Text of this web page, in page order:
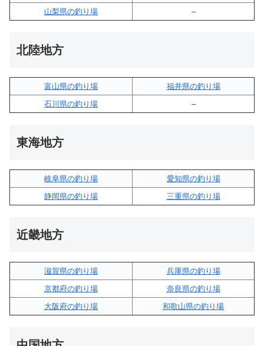
山梨県の釣り場
–
北陸地方
富山県の釣り場
福井県の釣り場
石川県の釣り場
–
東海地方
岐阜県の釣り場
愛知県の釣り場
静岡県の釣り場
三重県の釣り場
近畿地方
滋賀県の釣り場
兵庫県の釣り場
京都府の釣り場
奈良県の釣り場
大阪府の釣り場
和歌山県の釣り場